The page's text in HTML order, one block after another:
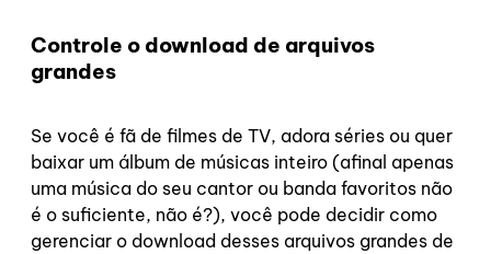
Controle o download de arquivos
grandes
Se você é fã de filmes de TV, adora séries ou quer
baixar um álbum de músicas inteiro (afinal apenas
uma música do seu cantor ou banda favoritos não
é o suficiente, não é?), você pode decidir como
gerenciar o download desses arquivos grandes de